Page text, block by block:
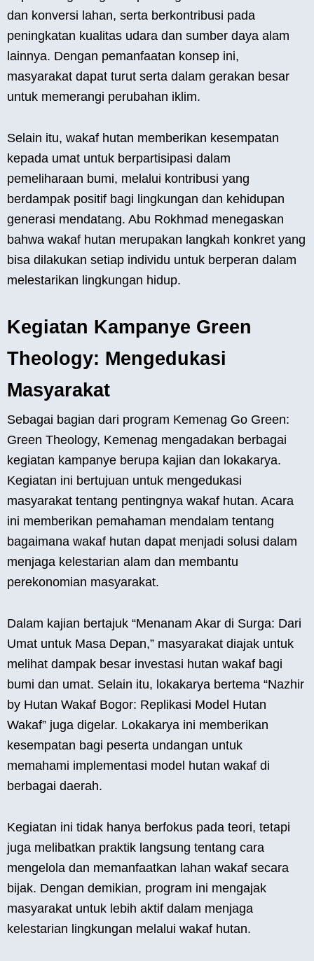
dan konversi lahan, serta berkontribusi pada
peningkatan kualitas udara dan sumber daya alam
lainnya. Dengan pemanfaatan konsep ini,
masyarakat dapat turut serta dalam gerakan besar
untuk memerangi perubahan iklim.
Selain itu, wakaf hutan memberikan kesempatan
kepada umat untuk berpartisipasi dalam
pemeliharaan bumi, melalui kontribusi yang
berdampak positif bagi lingkungan dan kehidupan
generasi mendatang. Abu Rokhmad menegaskan
bahwa wakaf hutan merupakan langkah konkret yang
bisa dilakukan setiap individu untuk berperan dalam
melestarikan lingkungan hidup.
Kegiatan Kampanye Green
Theology: Mengedukasi
Masyarakat
Sebagai bagian dari program Kemenag Go Green:
Green Theology, Kemenag mengadakan berbagai
kegiatan kampanye berupa kajian dan lokakarya.
Kegiatan ini bertujuan untuk mengedukasi
masyarakat tentang pentingnya wakaf hutan. Acara
ini memberikan pemahaman mendalam tentang
bagaimana wakaf hutan dapat menjadi solusi dalam
menjaga kelestarian alam dan membantu
perekonomian masyarakat.
Dalam kajian bertajuk “Menanam Akar di Surga: Dari
Umat untuk Masa Depan,” masyarakat diajak untuk
melihat dampak besar investasi hutan wakaf bagi
bumi dan umat. Selain itu, lokakarya bertema “Nazhir
by Hutan Wakaf Bogor: Replikasi Model Hutan
Wakaf” juga digelar. Lokakarya ini memberikan
kesempatan bagi peserta undangan untuk
memahami implementasi model hutan wakaf di
berbagai daerah.
Kegiatan ini tidak hanya berfokus pada teori, tetapi
juga melibatkan praktik langsung tentang cara
mengelola dan memanfaatkan lahan wakaf secara
bijak. Dengan demikian, program ini mengajak
masyarakat untuk lebih aktif dalam menjaga
kelestarian lingkungan melalui wakaf hutan.